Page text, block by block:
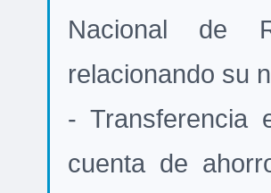
Nacional de
relacionando su
- Transferencia
cuenta de